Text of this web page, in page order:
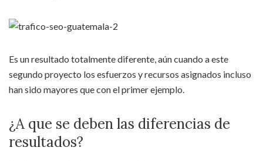
Es un resultado totalmente diferente, aún cuando a este
segundo proyecto los esfuerzos y recursos asignados incluso
han sido mayores que con el primer ejemplo.
¿A que se deben las diferencias de
resultados?